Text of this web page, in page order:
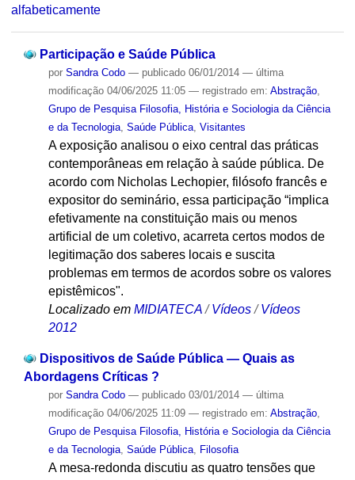
alfabeticamente
Participação e Saúde Pública
por Sandra Codo — publicado06/01/2014 — última
modificação04/06/2025 11:05 — registrado em: Abstração,
Grupo de Pesquisa Filosofia, História e Sociologia da Ciência
e da Tecnologia, Saúde Pública, Visitantes
A exposição analisou o eixo central das práticas
contemporâneas em relação à saúde pública. De
acordo com Nicholas Lechopier, filósofo francês e
expositor do seminário, essa participação “implica
efetivamente na constituição mais ou menos
artificial de um coletivo, acarreta certos modos de
legitimação dos saberes locais e suscita
problemas em termos de acordos sobre os valores
epistêmicos".
Localizado em MIDIATECA /Vídeos /Vídeos
2012
Dispositivos de Saúde Pública — Quais as
Abordagens Críticas ?
por Sandra Codo — publicado03/01/2014 — última
modificação04/06/2025 11:09 — registrado em: Abstração,
Grupo de Pesquisa Filosofia, História e Sociologia da Ciência
e da Tecnologia, Saúde Pública, Filosofia
A mesa-redonda discutiu as quatro tensões que